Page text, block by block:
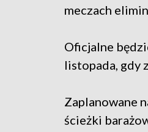
meczach
Oficjalne
listopada, gdy
Zaplanowane
ścieżki